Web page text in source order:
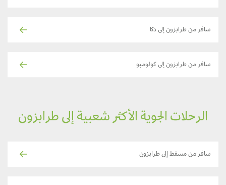
سافر من طرابزون إلى دكا
سافر من طرابزون إلى كولومبو
الرحلات الجوية الأكثر شعبية إلى طرابزون
سافر من مسقط إلى طرابزون